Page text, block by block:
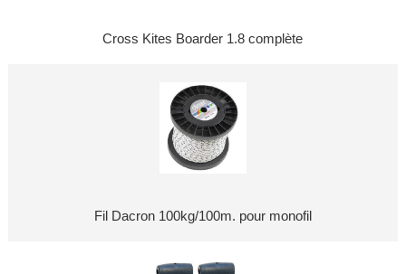
Cross Kites Boarder 1.8 complète
Fil Dacron 100kg/100m. pour monofil